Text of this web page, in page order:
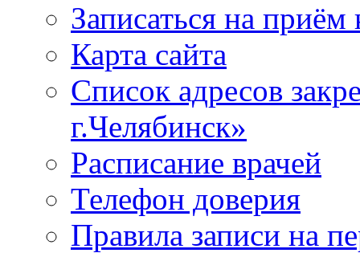
Записаться на приём
Карта сайта
Список адресов
г.Челябинск»
Расписание врачей
Телефон доверия
Правила записи на